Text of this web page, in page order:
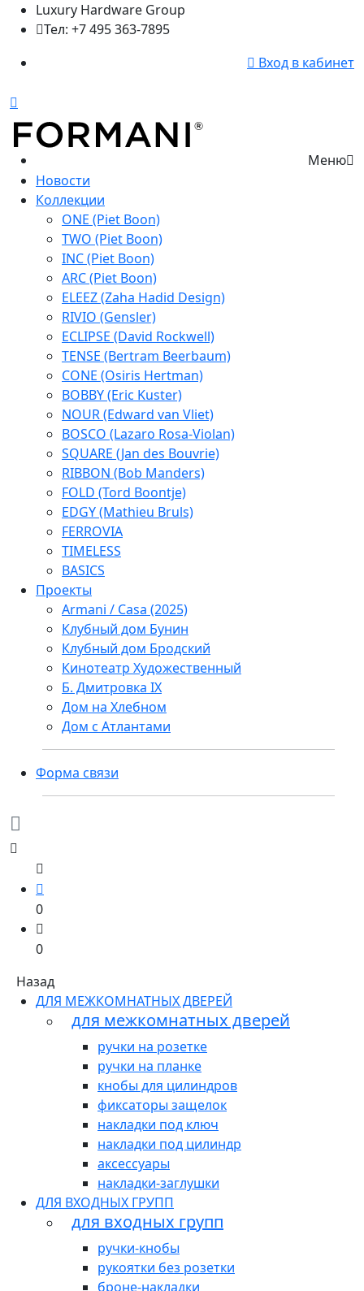
Luxury Hardware Group
Тел: +7 495 363-7895
Вход в кабинет
Меню
Новости
Коллекции
ONE (Piet Boon)
TWO (Piet Boon)
INC (Piet Boon)
ARC (Piet Boon)
ELEEZ (Zaha Hadid Design)
RIVIO (Gensler)
ECLIPSE (David Rockwell)
TENSE (Bertram Beerbaum)
CONE (Osiris Hertman)
BOBBY (Eric Kuster)
NOUR (Edward van Vliet)
BOSCO (Lazaro Rosa-Violan)
SQUARE (Jan des Bouvrie)
RIBBON (Bob Manders)
FOLD (Tord Boontje)
EDGY (Mathieu Bruls)
FERROVIA
TIMELESS
BASICS
Проекты
Armani / Casa (2025)
Клубный дом Бунин
Клубный дом Бродский
Кинотеатр Художественный
Б. Дмитровка IX
Дом на Хлебном
Дом с Атлантами
Форма связи
0
0
Назад
ДЛЯ МЕЖКОМНАТНЫХ ДВЕРЕЙ
для межкомнатных дверей
ручки на розетке
ручки на планке
кнобы для цилиндров
фиксаторы защелок
накладки под ключ
накладки под цилиндр
аксессуары
накладки-заглушки
ДЛЯ ВХОДНЫХ ГРУПП
для входных групп
ручки-кнобы
рукоятки без розетки
броне-накладки